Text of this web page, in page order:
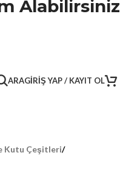
Alabilirsiniz
ARAGIRIŞ YAP / KAYIT OL
Kutu Çeşitleri/